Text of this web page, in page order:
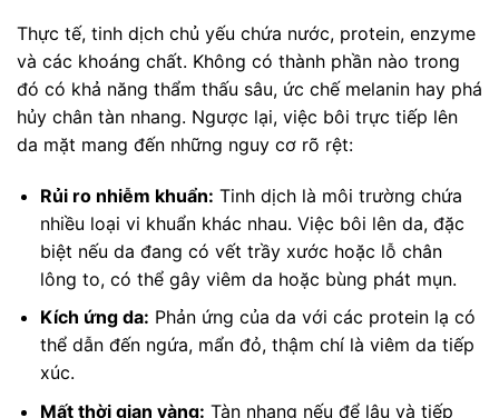
Thực tế, tinh dịch chủ yếu chứa nước, protein, enzyme
và các khoáng chất. Không có thành phần nào trong
đó có khả năng thẩm thấu sâu, ức chế melanin hay phá
hủy chân tàn nhang. Ngược lại, việc bôi trực tiếp lên
da mặt mang đến những nguy cơ rõ rệt:
Rủi ro nhiễm khuẩn: Tinh dịch là môi trường chứa
nhiều loại vi khuẩn khác nhau. Việc bôi lên da, đặc
biệt nếu da đang có vết trầy xước hoặc lỗ chân
lông to, có thể gây viêm da hoặc bùng phát mụn.
Kích ứng da: Phản ứng của da với các protein lạ có
thể dẫn đến ngứa, mẩn đỏ, thậm chí là viêm da tiếp
xúc.
Mất thời gian vàng: Tàn nhang nếu để lâu và tiếp